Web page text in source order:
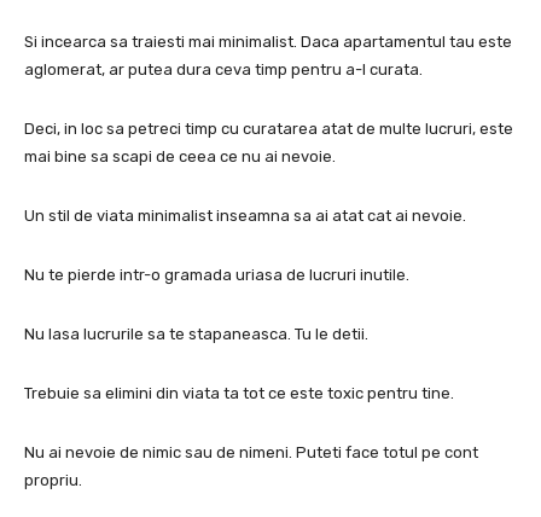
Si incearca sa traiesti mai minimalist. Daca apartamentul tau este
aglomerat, ar putea dura ceva timp pentru a-l curata.
Deci, in loc sa petreci timp cu curatarea atat de multe lucruri, este
mai bine sa scapi de ceea ce nu ai nevoie.
Un stil de viata minimalist inseamna sa ai atat cat ai nevoie.
Nu te pierde intr-o gramada uriasa de lucruri inutile.
Nu lasa lucrurile sa te stapaneasca. Tu le detii.
Trebuie sa elimini din viata ta tot ce este toxic pentru tine.
Nu ai nevoie de nimic sau de nimeni. Puteti face totul pe cont
propriu.